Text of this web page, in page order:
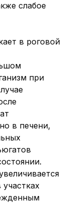
слабое
в роговой
при
в печени,